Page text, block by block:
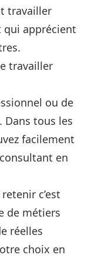
travailler
qui apprécient
travailler
ou de
tous les
facilement
en
c’est
de métiers
réelles
choix en